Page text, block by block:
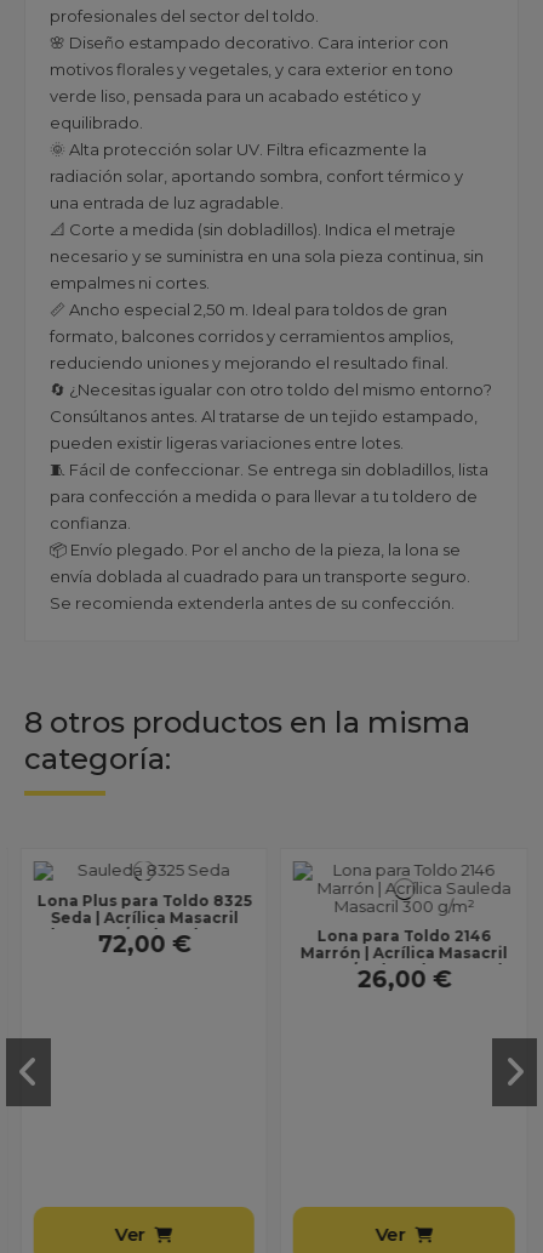
profesionales del sector del toldo.
🌸 Diseño estampado decorativo. Cara interior con
motivos florales y vegetales, y cara exterior en tono
verde liso, pensada para un acabado estético y
equilibrado.
🌞 Alta protección solar UV. Filtra eficazmente la
radiación solar, aportando sombra, confort térmico y
una entrada de luz agradable.
📐 Corte a medida (sin dobladillos). Indica el metraje
necesario y se suministra en una sola pieza continua, sin
empalmes ni cortes.
📏 Ancho especial 2,50 m. Ideal para toldos de gran
formato, balcones corridos y cerramientos amplios,
reduciendo uniones y mejorando el resultado final.
🔄 ¿Necesitas igualar con otro toldo del mismo entorno?
Consúltanos antes. Al tratarse de un tejido estampado,
pueden existir ligeras variaciones entre lotes.
🧵 Fácil de confeccionar. Se entrega sin dobladillos, lista
para confección a medida o para llevar a tu toldero de
confianza.
📦 Envío plegado. Por el ancho de la pieza, la lona se
envía doblada al cuadrado para un transporte seguro.
Se recomienda extenderla antes de su confección.
8 otros productos en la misma
categoría:
Lona Plus para Toldo 8325
Seda | Acrílica Masacril
Plus 360 g/m² | Ancho 1,20
m | Sin...
72,00 €
Ver
Lona para Toldo 2146
Marrón | Acrílica Masacril
300 g/m² | Ancho 1,20 m |
Lona sin...
26,00 €
Ver